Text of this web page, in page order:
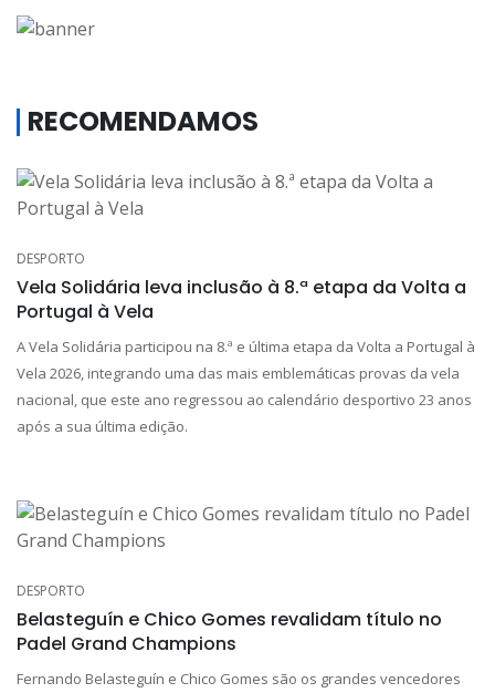
RECOMENDAMOS
DESPORTO
Vela Solidária leva inclusão à 8.ª etapa da Volta a
Portugal à Vela
A Vela Solidária participou na 8.ª e última etapa da Volta a Portugal à
Vela 2026, integrando uma das mais emblemáticas provas da vela
nacional, que este ano regressou ao calendário desportivo 23 anos
após a sua última edição.
DESPORTO
Belasteguín e Chico Gomes revalidam título no
Padel Grand Champions
Fernando Belasteguín e Chico Gomes são os grandes vencedores